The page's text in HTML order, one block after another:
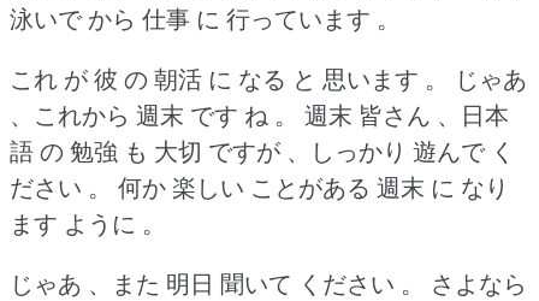
泳いで から 仕事 に 行っています 。
これ が 彼 の 朝活 に なる と 思います 。
じゃあ
、これから 週末 です ね 。
週末 皆さん 、日本
語 の 勉強 も 大切 ですが 、しっかり 遊んで く
ださい 。
何か 楽しい ことがある 週末 に なり
ます ように 。
じゃあ 、また 明日 聞いて ください 。
さよなら